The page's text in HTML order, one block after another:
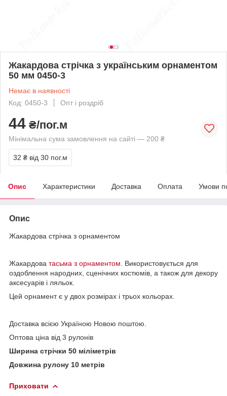
Жакардова стрічка з українським орнаментом
50 мм 0450-3
Немає в наявності
Код: 0450-3
Опт і роздріб
44 ₴/пог.м
Мінімальна сума замовлення на сайті — 200 ₴
32 ₴ від 30 пог.м
Опис Характеристики Доставка Оплата Умови
Опис
Жакардова стрічка з орнаментом
Жакардова тасьма з орнаментом . Використовується для
оздоблення народних, сценічних костюмів, а також для декору
аксесуарів і ляльок.
Цей орнамент є у двох розмірах і трьох кольорах.
Доставка всією Україною Новою поштою.
Оптова ціна від 3 рулонів
Ширина стрічки 50 міліметрів
Довжина рулону 10 метрів
Приховати